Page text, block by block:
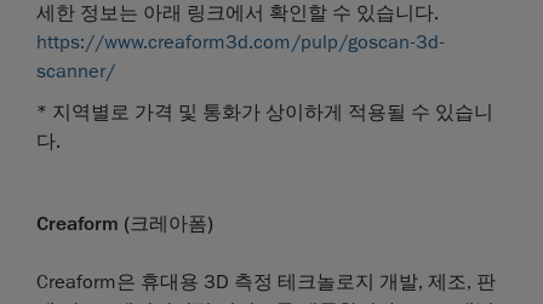
세한 정보는 아래 링크에서 확인할 수 있습니다.
https://www.creaform3d.com/pulp/goscan-3d-
scanner/
* 지역별로 가격 및 통화가 상이하게 적용될 수 있습니
다.
Creaform (크레아폼)
Creaform은 휴대용 3D 측정 테크놀로지 개발, 제조, 판